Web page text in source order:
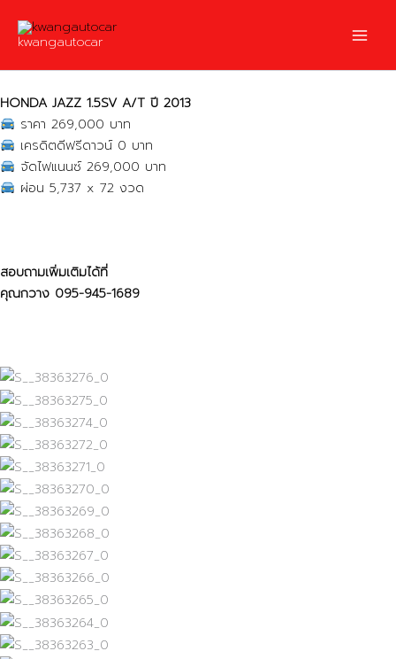
content
kwangautocar
HONDA JAZZ 1.5SV A/T ปี 2013
ราคา 269,000 บาท
เครดิตดีฟรีดาวน์ 0 บาท
จัดไฟแนนซ์ 269,000 บาท
ผ่อน 5,737 x 72 งวด
สอบถามเพิ่มเติมได้ที่
คุณกวาง 095-945-1689